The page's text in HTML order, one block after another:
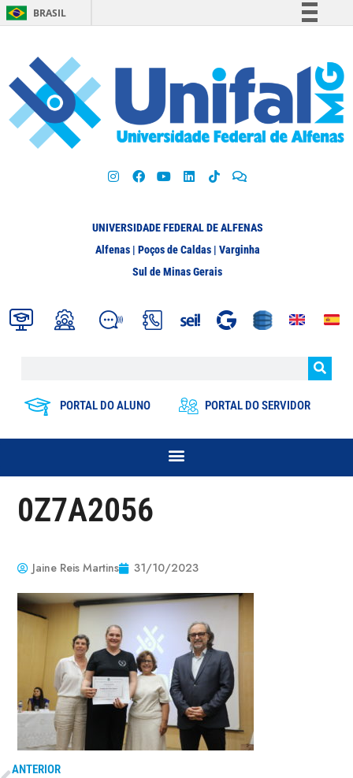
BRASIL
Participe
Acesso à informação
Legislação
UNIVERSIDADE FEDERAL DE ALFENAS
Alfenas | Poços de Caldas | Varginha
Sul de Minas Gerais
PORTAL DO ALUNO PORTAL DO SERVIDOR
0Z7A2056
Jaine Reis Martins 31/10/2023
ANTERIOR